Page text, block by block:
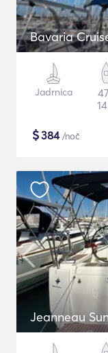
Bavaria
Jadrnica
$384/noč
Jeanneau